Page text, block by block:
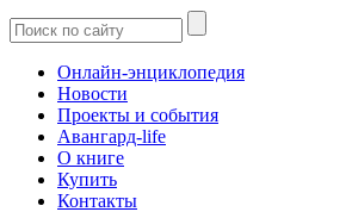
Онлайн-энциклопедия
Новости
Проекты и события
Авангард-life
О книге
Купить
Контакты